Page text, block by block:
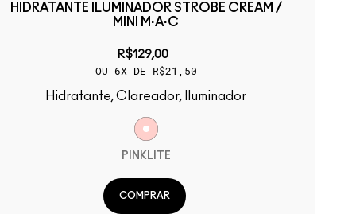
HIDRATANTE ILUMINADOR STROBE CREAM /
MINI M·A·C
R$129,00
OU 6X DE R$21,50
Hidratante, Clareador, Iluminador
PINKLITE
COMPRAR